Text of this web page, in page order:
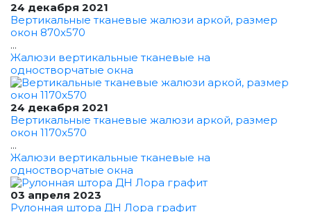
24 декабря 2021
Вертикальные тканевые жалюзи аркой, размер
окон 870x570
...
Жалюзи вертикальные тканевые на
одностворчатые окна
24 декабря 2021
Вертикальные тканевые жалюзи аркой, размер
окон 1170x570
...
Жалюзи вертикальные тканевые на
одностворчатые окна
03 апреля 2023
Рулонная штора ДН Лора графит